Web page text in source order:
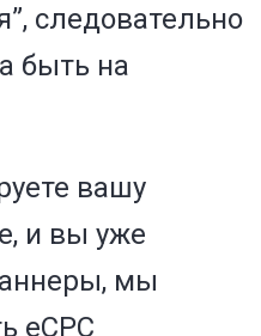
следовательно
быть на
вашу
и вы уже
мы
eCPC